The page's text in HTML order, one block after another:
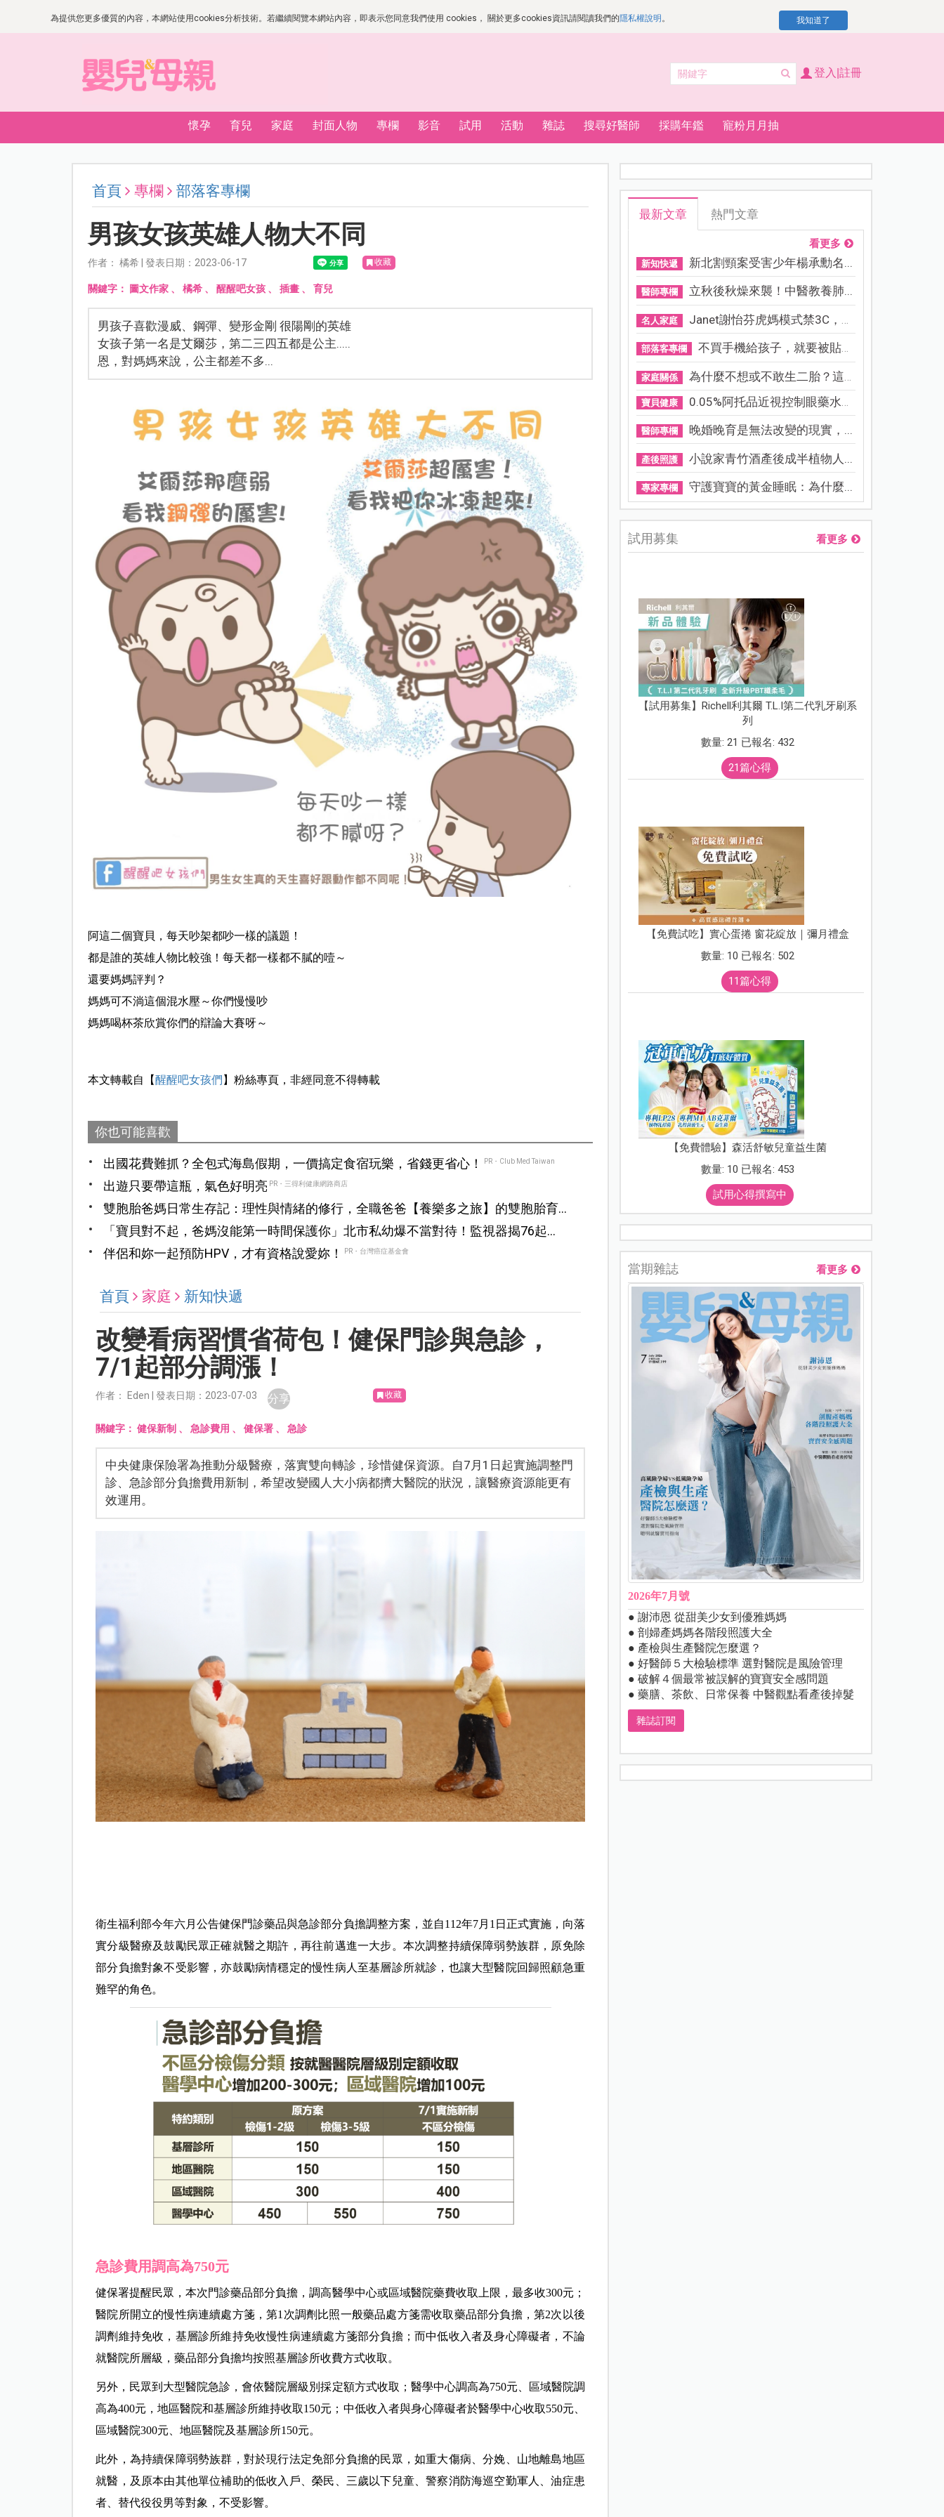
為提供您更多優質的內容，本網站使用cookies分析技術。若繼續閱覽本網站內容，即表示您同意我們使用 cookies， 關於更多cookies資訊請閱讀我們的隱私權說明 。 我知道了
登入|註冊
懷孕 育兒 家庭 封面人物 專欄 影音 試用 活動 雜誌 搜尋好醫師 採購年鑑 寵粉月月抽
首頁 專欄 部落客專欄
男孩女孩英雄人物大不同
作者： 橘希 | 發表日期：2023-06-17 收藏
關鍵字： 圖文作家、 橘希、 醒醒吧女孩、 插畫、 育兒
男孩子喜歡漫威、鋼彈、變形金剛 很陽剛的英雄
女孩子第一名是艾爾莎，第二三四五都是公主.....
恩，對媽媽來說，公主都差不多...
阿這二個寶貝，每天吵架都吵一樣的議題！
都是誰的英雄人物比較強！每天都一樣都不膩的噎～
還要媽媽評判？
媽媽可不淌這個混水壓～你們慢慢吵
媽媽喝杯茶欣賞你們的辯論大賽呀～
本文轉載自【醒醒吧女孩們 】粉絲專頁，非經同意不得轉載
你也可能喜歡
出國花費難抓？全包式海島假期，一價搞定食宿玩樂，省錢更省心！ PR・Club Med Taiwan
出遊只要帶這瓶，氣色好明亮 PR・三得利健康網路商店
雙胞胎爸媽日常生存記：理性與情緒的修行，全職爸爸【養樂多之旅】的雙胞胎育
兒專案
「寶貝對不起，爸媽沒能第一時間保護你」北市私幼爆不當對待！監視器揭76起虐
童畫面，家長痛心提告
伴侶和妳一起預防HPV，才有資格說愛妳！ PR・台灣癌症基金會
首頁 家庭 新知快遞
改變看病習慣省荷包！健保門診與急診，
7/1起部分調漲！
作者： Eden | 發表日期：2023-07-03 分享 收藏
關鍵字：健保新制 、急診費用 、健保署 、急診
中央健康保險署為推動分級醫療，落實雙向轉診，珍惜健保資源。自7月1日起實施調整門
診、急診部分負擔費用新制，希望改變國人大小病都擠大醫院的狀況，讓醫療資源能更有
效運用。
衛生福利部今年六月公告健保門診藥品與急診部分負擔調整方案，並自112年7月1日正式實施，向落
實分級醫療及鼓勵民眾正確就醫之期許，再往前邁進一大步。本次調整持續保障弱勢族群，原免除
部分負擔對象不受影響，亦鼓勵病情穩定的慢性病人至基層診所就診，也讓大型醫院回歸照顧急重
難罕的角色。
急診費用調高為750元
健保署提醒民眾，本次門診藥品部分負擔，調高醫學中心或區域醫院藥費收取上限，最多收300元；
醫院所開立的慢性病連續處方箋，第1次調劑比照一般藥品處方箋需收取藥品部分負擔，第2次以後
調劑維持免收，基層診所維持免收慢性病連續處方箋部分負擔；而中低收入者及身心障礙者，不論
就醫院所層級，藥品部分負擔均按照基層診所收費方式收取。
另外，民眾到大型醫院急診，會依醫院層級別採定額方式收取；醫學中心調高為750元、區域醫院調
高為400元，地區醫院和基層診所維持收取150元；中低收入者與身心障礙者於醫學中心收取550元、
區域醫院300元、地區醫院及基層診所150元。
此外，為持續保障弱勢族群，對於現行法定免部分負擔的民眾，如重大傷病、分娩、山地離島地區
就醫，及原本由其他單位補助的低收入戶、榮民、三歲以下兒童、警察消防海巡空勤軍人、油症患
者、替代役役男等對象，不受影響。
最新文章 熱門文章
看更多
新知快遞 新北割頸案受害少年楊承勳名...
醫師專欄 立秋後秋燥來襲！中醫教養肺...
名人家庭 Janet謝怡芬虎媽模式禁3C，看...
部落客專欄 不買手機給孩子，就要被貼「...
家庭關係 為什麼不想或不敢生二胎？這8...
寶貝健康 0.05%阿托品近視控制眼藥水納...
醫師專欄 晚婚晚育是無法改變的現實，...
產後照護 小說家青竹酒產後成半植物人...
專家專欄 守護寶寶的黃金睡眠：為什麼...
試用募集 看更多
【試用募集】Richell利其爾 T.L.I第二代乳牙刷系
列
數量: 21 已報名: 432
21篇心得
【免費試吃】實心蛋捲 窗花綻放｜彌月禮盒
數量: 10 已報名: 502
11篇心得
【免費體驗】森活舒敏兒童益生菌
數量: 10 已報名: 453
試用心得撰寫中
當期雜誌 看更多
2026年7月號
● 謝沛恩 從甜美少女到優雅媽媽
● 剖婦產媽媽各階段照護大全
● 產檢與生產醫院怎麼選？
● 好醫師５大檢驗標準 選對醫院是風險管理
● 破解４個最常被誤解的寶寶安全感問題
● 藥膳、茶飲、日常保養 中醫觀點看產後掉髮
雜誌訂閱